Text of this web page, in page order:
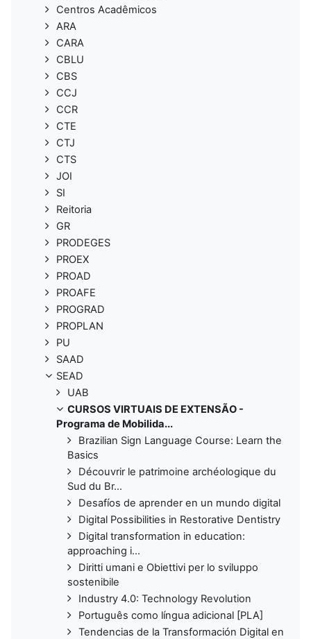
Centros Acadêmicos
ARA
CARA
CBLU
CBS
CCJ
CCR
CTE
CTJ
CTS
JOI
SI
Reitoria
GR
PRODEGES
PROEX
PROAD
PROAFE
PROGRAD
PROPLAN
PU
SAAD
SEAD
UAB
CURSOS VIRTUAIS DE EXTENSÃO -
Programa de Mobilida...
Brazilian Sign Language Course: Learn the
Basics
Découvrir le patrimoine archéologique du
Sud du Br...
Desafíos de aprender en un mundo digital
Digital Possibilities in Restorative Dentistry
Digital transformation in education:
approaching i...
Diritti umani e Obiettivi per lo sviluppo
sostenibile
Industry 4.0: Technology Revolution
Português como língua adicional [PLA]
Tendencias de la Transformación Digital en